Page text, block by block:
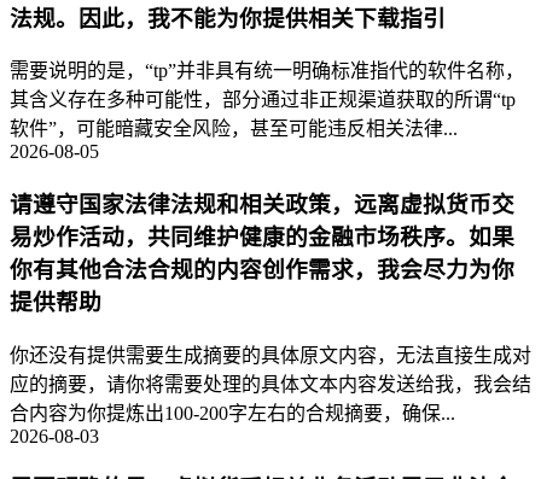
法规。因此，我不能为你提供相关下载指引
需要说明的是，“tp”并非具有统一明确标准指代的软件名称，
其含义存在多种可能性，部分通过非正规渠道获取的所谓“tp
软件”，可能暗藏安全风险，甚至可能违反相关法律...
2026-08-05
请遵守国家法律法规和相关政策，远离虚拟货币交
易炒作活动，共同维护健康的金融市场秩序。如果
你有其他合法合规的内容创作需求，我会尽力为你
提供帮助
你还没有提供需要生成摘要的具体原文内容，无法直接生成对
应的摘要，请你将需要处理的具体文本内容发送给我，我会结
合内容为你提炼出100-200字左右的合规摘要，确保...
2026-08-03